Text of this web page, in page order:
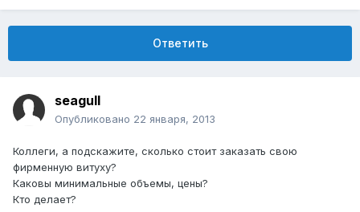
Ответить
seagull
Опубликовано 22 января, 2013
Коллеги, а подскажите, сколько стоит заказать свою
фирменную витуху?
Каковы минимальные объемы, цены?
Кто делает?